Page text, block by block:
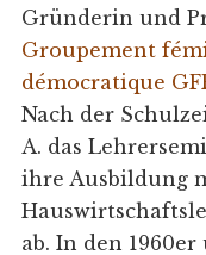
Gründerin und
Groupement
démocratique
Nach der
A. das
ihre Ausbildung
ab. In den 1960er